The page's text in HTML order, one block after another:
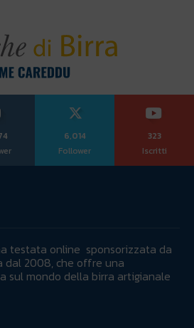
6,014
Follower
323
Iscritti
testata online sponsorizzata da
dal 2008, che offre una
sul mondo della birra artigianale